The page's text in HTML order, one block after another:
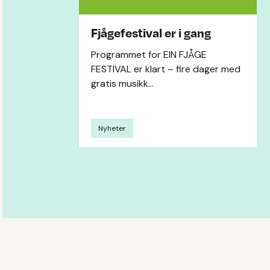
Fjågefestival er i gang
Programmet for EIN FJÅGE
FESTIVAL er klart – fire dager med
gratis musikk...
Nyheter